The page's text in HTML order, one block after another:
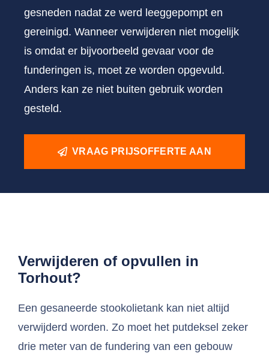
gesneden nadat ze werd leeggepompt en
gereinigd. Wanneer verwijderen niet mogelijk
is omdat er bijvoorbeeld gevaar voor de
funderingen is, moet ze worden opgevuld.
Anders kan ze niet buiten gebruik worden
gesteld.
VRAAG PRIJSOFFERTE AAN
Verwijderen of opvullen in
Torhout?
Een gesaneerde stookolietank kan niet altijd
verwijderd worden. Zo moet het putdeksel zeker
drie meter van de fundering van een gebouw